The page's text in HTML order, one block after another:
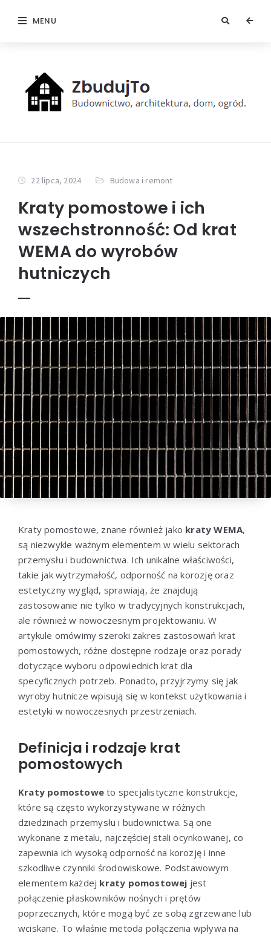
MENU
22 lipca, 2024 Budowa i remont
Kraty pomostowe i ich
wszechstronność: Od krat
WEMA do wyrobów
hutniczych
Kraty pomostowe, znane również jako kraty WEMA,
są niezwykle ważnym elementem w wielu sektorach
przemysłu i budownictwa. Ich unikalne właściwości,
takie jak wytrzymałość, odporność na korozję oraz
estetyczny wygląd, sprawiają, że znajdują
zastosowanie nie tylko w tradycyjnych konstrukcjach,
ale również w nowoczesnym projektowaniu. W
artykule omówimy szeroki zakres zastosowań krat
pomostowych, różne dostępne rodzaje oraz porady
dotyczące wyboru odpowiednich krat dla
specyficznych potrzeb. Ponadto, przyjrzymy się jak
wyroby hutnicze wpisują się w kontekst użytkowania i
estetyki w nowoczesnych przestrzeniach.
Definicja i rodzaje krat
pomostowych
Kraty pomostowe to specjalistyczne konstrukcje,
które są często wykorzystywane w różnych
dziedzinach przemysłu i budownictwa. Są one
wykonane z metalu, najczęściej stali ocynkowanej, co
zapewnia ich wysoką odporność na korozję i inne
szkodliwe czynniki środowiskowe. Podstawowym
elementem każdej kraty pomostowej jest
połączenie płaskowników nośnych i prętów
poprzecznych, które mogą być ze sobą zgrzewane lub
wciskane. To właśnie metoda połączenia wpływa na